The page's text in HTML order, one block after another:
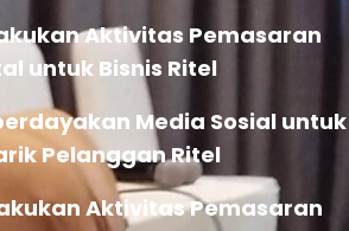
Aktivitas Pemasaran
untuk Bisnis Ritel
Media Sosial untuk
Pelanggan Ritel
Aktivitas Pemasaran